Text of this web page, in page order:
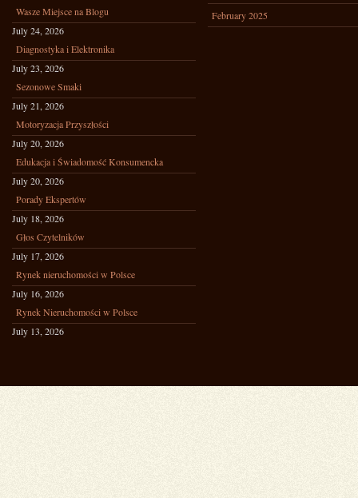
Wasze Miejsce na Blogu
July 24, 2026
Diagnostyka i Elektronika
July 23, 2026
Sezonowe Smaki
July 21, 2026
Motoryzacja Przyszłości
July 20, 2026
Edukacja i Świadomość Konsumencka
July 20, 2026
Porady Ekspertów
July 18, 2026
Głos Czytelników
July 17, 2026
Rynek nieruchomości w Polsce
July 16, 2026
Rynek Nieruchomości w Polsce
July 13, 2026
February 2025